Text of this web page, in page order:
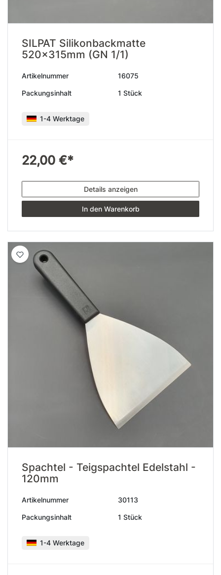
SILPAT Silikonbackmatte
520x315mm (GN 1/1)
Artikelnummer 16075
Packungsinhalt 1 Stück
1-4 Werktage
22,00 €*
Details anzeigen
In den Warenkorb
Spachtel - Teigspachtel Edelstahl -
120mm
Artikelnummer 30113
Packungsinhalt 1 Stück
1-4 Werktage